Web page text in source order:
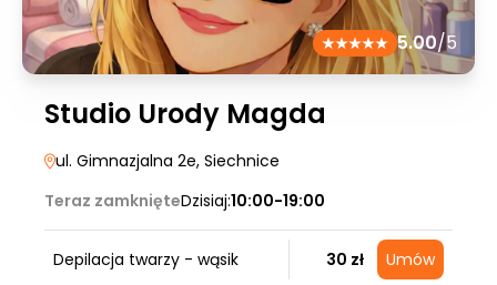
5.00/5
Studio Urody Magda
ul. Gimnazjalna 2e, Siechnice
Teraz zamknięteDzisiaj:10:00-19:00
Depilacja twarzy - wąsik 30 zł Umów